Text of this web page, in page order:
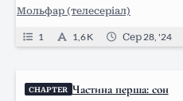
Мольфар (телесеріал)
1 1,6 K Сер 28, '24
CHAPTER Частина перша: сон